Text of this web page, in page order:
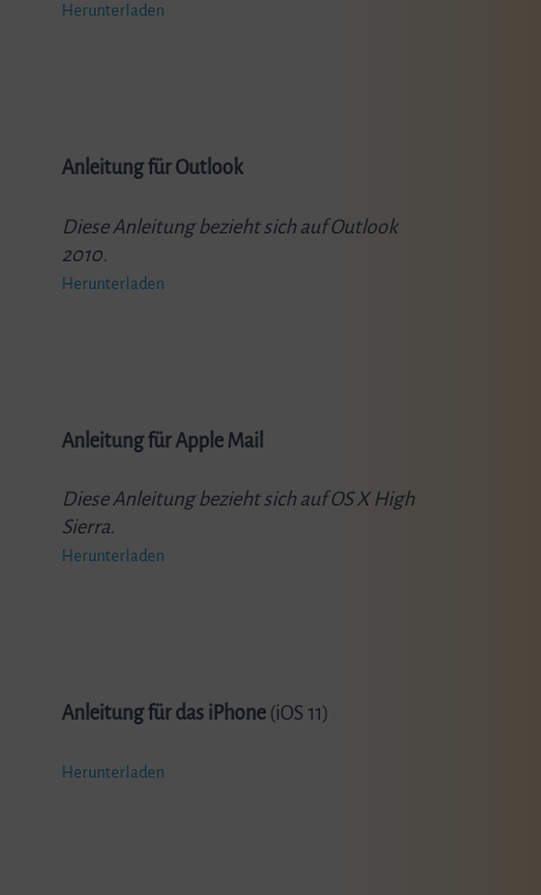
Herunterladen
Anleitung für Outlook
Diese Anleitung bezieht sich auf Outlook
2010.
Herunterladen
Anleitung für Apple Mail
Diese Anleitung bezieht sich auf OS X High
Sierra.
Herunterladen
Anleitung für das iPhone (iOS 11)
Herunterladen